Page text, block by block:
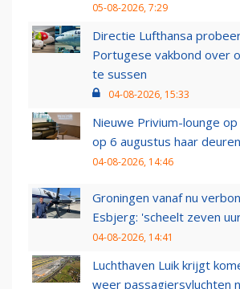
05-08-2026, 7:29
Directie Lufthansa
Portugese vakbond over
te sussen
04-08-2026, 15:33
Nieuwe Privium-lounge
op 6 augustus haar deuren
04-08-2026, 14:46
Groningen vanaf nu
Esbjerg: 'scheelt zeven
04-08-2026, 14:41
Luchthaven Luik krijgt
weer passagiersvluchten